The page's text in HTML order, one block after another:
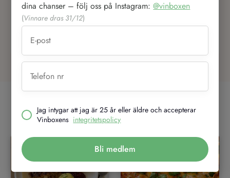
att köpa igen!"
Recept som passar till Barricas
Reserva
dina chanser – följ oss på Instagram:@vinboxen
(Vinnare dras 31/12)
Jag intygar att jag är 25 år eller äldre och accepterar
Vinboxens integritetspolicy
Bli medlem